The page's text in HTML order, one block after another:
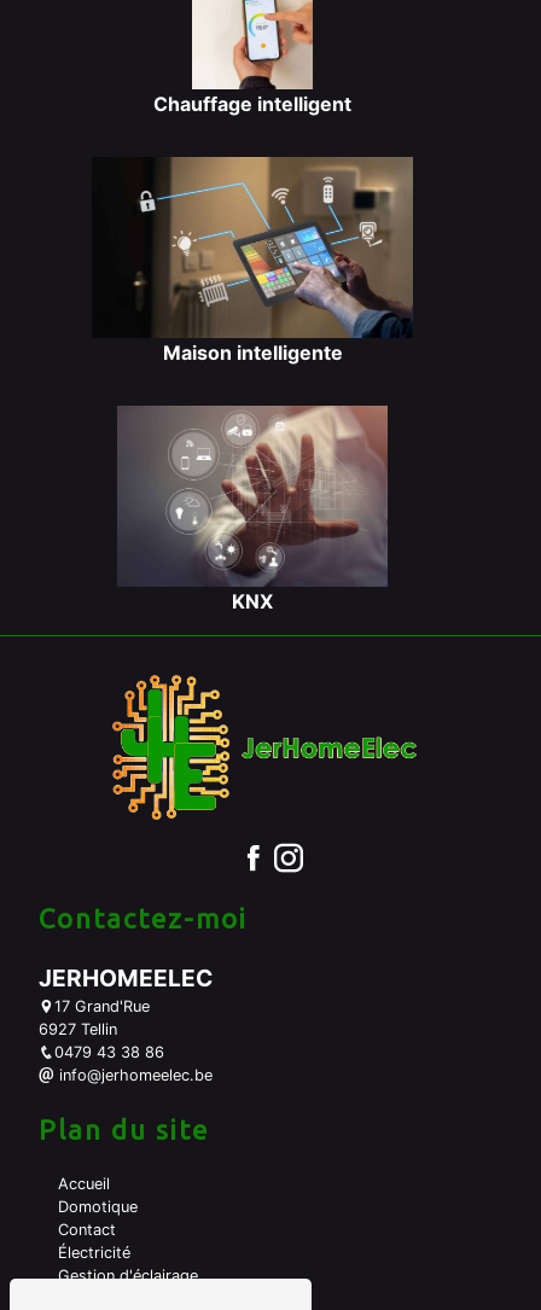
Chauffage intelligent
Maison intelligente
KNX
Contactez-moi
JERHOMEELEC
17 Grand'Rue
6927 Tellin
0479 43 38 86
info@jerhomeelec.be
Plan du site
Accueil
Domotique
Contact
Électricité
Gestion d'éclairage